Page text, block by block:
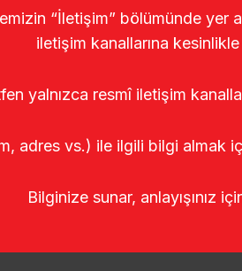
“İletişim” bölümünde yer
iletişim kanallarına
yalnızca resmî iletişim
adres vs.) ile ilgili bilgi almak
Bilginize sunar, anlayışınız